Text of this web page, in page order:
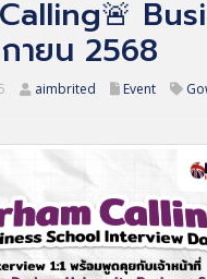
ายน 2568
aimbrited Event